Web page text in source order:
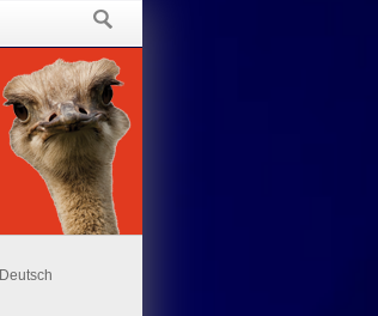
Deutsch